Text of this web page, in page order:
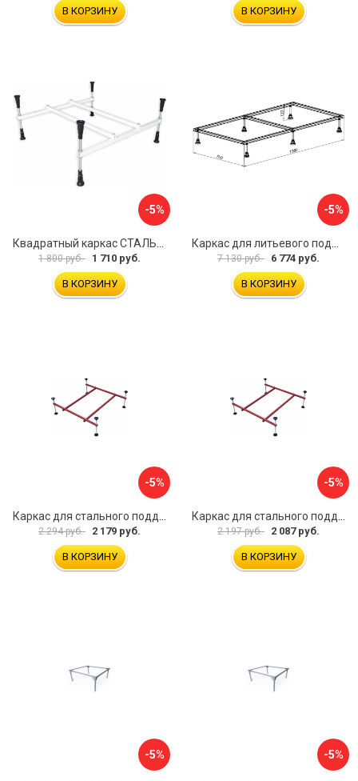
В КОРЗИНУ В КОРЗИНУ
-5%
1 800 руб. 1 710 руб.
В КОРЗИНУ
-5%
7 130 руб. 6 774 руб.
В КОРЗИНУ
-5%
2 294 руб. 2 179 руб.
В КОРЗИНУ
-5%
2 197 руб. 2 087 руб.
В КОРЗИНУ
-5% -5%